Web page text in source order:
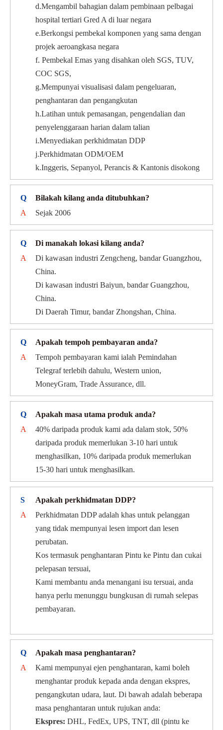
d.Mengambil bahagian dalam pembinaan pelbagai
hospital tertiari Gred A di luar negara
e.Berkongsi pembekal komponen yang sama dengan
projek aeroangkasa negara
f. Pembekal Emas yang disahkan oleh SGS, TUV,
COC SGS,
g.Mempunyai visualisasi dalam pengeluaran,
penghantaran dan pengangkutan
h.Latihan untuk pemasangan, pengendalian dan
penyelenggaraan harian dalam talian
i.Menyediakan perkhidmatan DDP
j.Perkhidmatan ODM/OEM
k.Inggeris, Sepanyol, Perancis & Kantonis disokong
Q
Bilakah kilang anda ditubuhkan?
A
Sejak 2006
Q
Di manakah lokasi kilang anda?
A
Di kawasan industri Zengcheng, bandar Guangzhou,
China.
Di kawasan industri Baiyun, bandar Guangzhou,
China.
Di Daerah Timur, bandar Zhongshan, China.
Q
Apakah tempoh pembayaran anda?
A
Tempoh pembayaran kami ialah Pemindahan
Telegraf terlebih dahulu, Western union,
MoneyGram, Trade Assurance, dll.
Q
Apakah masa utama produk anda?
A
40% daripada produk kami ada dalam stok, 50%
daripada produk memerlukan 3-10 hari untuk
menghasilkan, 10% daripada produk memerlukan
15-30 hari untuk menghasilkan.
S
Apakah perkhidmatan DDP?
A
Perkhidmatan DDP adalah khas untuk pelanggan
yang tidak mempunyai lesen import dan lesen
perubatan.
Kos termasuk penghantaran Pintu ke Pintu dan cukai
pelepasan tersuai,
Kami membantu anda menangani isu tersuai, anda
hanya perlu menunggu bungkusan di rumah selepas
pembayaran.
Q
Apakah masa penghantaran?
A
Kami mempunyai ejen penghantaran, kami boleh
menghantar produk kepada anda dengan ekspres,
pengangkutan udara, laut. Di bawah adalah beberapa
masa penghantaran untuk rujukan anda:
Ekspres: DHL, FedEx, UPS, TNT, dll (pintu ke